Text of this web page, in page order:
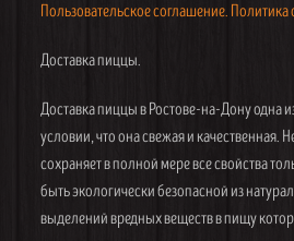
Пользовательское соглашение. Политика
Доставка пиццы.
Доставка пиццы в Ростове-на-Дону одна
условии, что она свежая и качественная.
сохраняет в полной мере все свойства
быть экологически безопасной из
выделений вредных веществ в пищу